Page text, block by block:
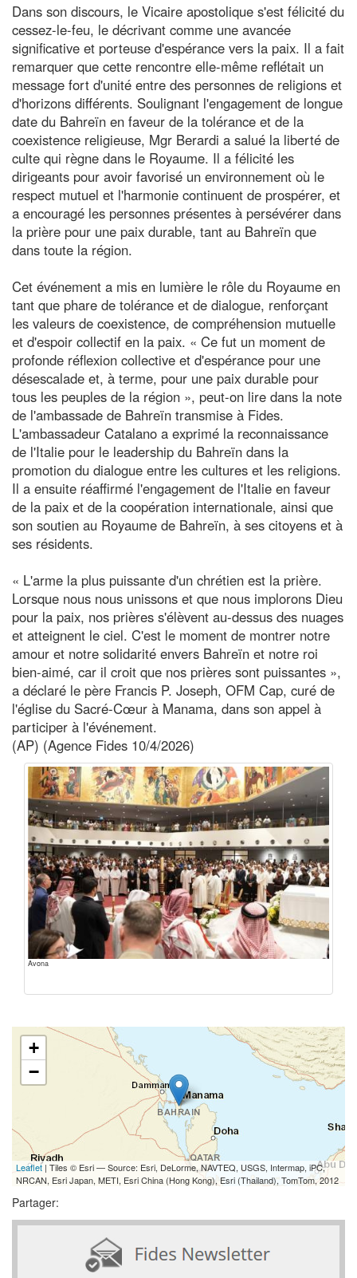
Dans son discours, le Vicaire apostolique s'est félicité du
cessez-le-feu, le décrivant comme une avancée
significative et porteuse d'espérance vers la paix. Il a fait
remarquer que cette rencontre elle-même reflétait un
message fort d'unité entre des personnes de religions et
d'horizons différents. Soulignant l'engagement de longue
date du Bahreïn en faveur de la tolérance et de la
coexistence religieuse, Mgr Berardi a salué la liberté de
culte qui règne dans le Royaume. Il a félicité les
dirigeants pour avoir favorisé un environnement où le
respect mutuel et l'harmonie continuent de prospérer, et
a encouragé les personnes présentes à persévérer dans
la prière pour une paix durable, tant au Bahreïn que
dans toute la région.
Cet événement a mis en lumière le rôle du Royaume en
tant que phare de tolérance et de dialogue, renforçant
les valeurs de coexistence, de compréhension mutuelle
et d'espoir collectif en la paix. « Ce fut un moment de
profonde réflexion collective et d'espérance pour une
désescalade et, à terme, pour une paix durable pour
tous les peuples de la région », peut-on lire dans la note
de l'ambassade de Bahreïn transmise à Fides.
L'ambassadeur Catalano a exprimé la reconnaissance
de l'Italie pour le leadership du Bahreïn dans la
promotion du dialogue entre les cultures et les religions.
Il a ensuite réaffirmé l'engagement de l'Italie en faveur
de la paix et de la coopération internationale, ainsi que
son soutien au Royaume de Bahreïn, à ses citoyens et à
ses résidents.
« L'arme la plus puissante d'un chrétien est la prière.
Lorsque nous nous unissons et que nous implorons Dieu
pour la paix, nos prières s'élèvent au-dessus des nuages
et atteignent le ciel. C'est le moment de montrer notre
amour et notre solidarité envers Bahreïn et notre roi
bien-aimé, car il croit que nos prières sont puissantes »,
a déclaré le père Francis P. Joseph, OFM Cap, curé de
l'église du Sacré-Cœur à Manama, dans son appel à
participer à l'événement.
(AP) (Agence Fides 10/4/2026)
Avona
+
−
Leaflet| Tiles © Esri — Source: Esri, DeLorme, NAVTEQ, USGS, Intermap, iPC,
NRCAN, Esri Japan, METI, Esri China (Hong Kong), Esri (Thailand), TomTom, 2012
Partager: